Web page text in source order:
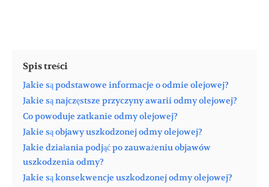
Spis treści
Jakie są podstawowe informacje o odmie olejowej?
Jakie są najczęstsze przyczyny awarii odmy olejowej?
Co powoduje zatkanie odmy olejowej?
Jakie są objawy uszkodzonej odmy olejowej?
Jakie działania podjąć po zauważeniu objawów
uszkodzenia odmy?
Jakie są konsekwencje uszkodzonej odmy olejowej?